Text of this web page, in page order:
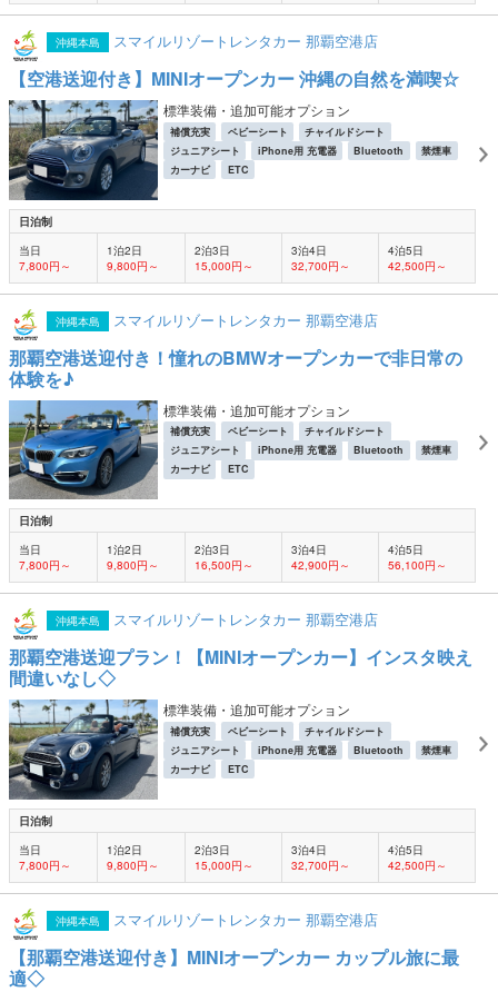
沖縄本島 スマイルリゾートレンタカー 那覇空港店
【空港送迎付き】MINIオープンカー 沖縄の自然を満喫☆
標準装備・追加可能オプション
補償充実 ベビーシート
チャイルドシート
ジュニアシート
iPhone用 充電器 Bluetooth
禁煙車
カーナビ
ETC
日泊制
当日
7,800円～
1泊2日
9,800円～
2泊3日
15,000円～
3泊4日
32,700円～
4泊5日
42,500円～
沖縄本島 スマイルリゾートレンタカー 那覇空港店
那覇空港送迎付き！憧れのBMWオープンカーで非日常の
体験を♪
標準装備・追加可能オプション
補償充実 ベビーシート
チャイルドシート
ジュニアシート
iPhone用 充電器 Bluetooth
禁煙車
カーナビ
ETC
日泊制
当日
7,800円～
1泊2日
9,800円～
2泊3日
16,500円～
3泊4日
42,900円～
4泊5日
56,100円～
沖縄本島 スマイルリゾートレンタカー 那覇空港店
那覇空港送迎プラン！【MINIオープンカー】インスタ映え
間違いなし◇
標準装備・追加可能オプション
補償充実 ベビーシート
チャイルドシート
ジュニアシート
iPhone用 充電器 Bluetooth
禁煙車
カーナビ
ETC
日泊制
当日
7,800円～
1泊2日
9,800円～
2泊3日
15,000円～
3泊4日
32,700円～
4泊5日
42,500円～
沖縄本島 スマイルリゾートレンタカー 那覇空港店
【那覇空港送迎付き】MINIオープンカー カップル旅に最
適◇